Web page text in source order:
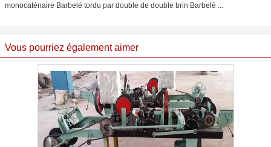
monocaténaire Barbelé tordu par double de double brin Barbelé ...
Vous pourriez également aimer